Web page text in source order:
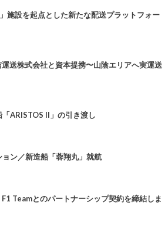
施設を起点とした新たな配送プラットフォー
送株式会社と資本提携〜山陰エリアへ実運送
ARISTOS II」の引き渡し
ン／新造船「蓉翔丸」就航
Teamとのパートナーシップ契約を締結しま